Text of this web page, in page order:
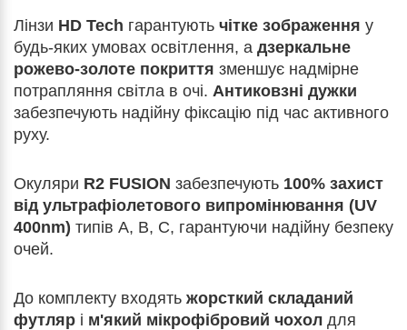
Лінзи HD Tech гарантують чітке зображення у
будь-яких умовах освітлення, а дзеркальне
рожево-золоте покриття зменшує надмірне
потрапляння світла в очі. Антиковзні дужки
забезпечують надійну фіксацію під час активного
руху.
Окуляри R2 FUSION забезпечують 100% захист
від ультрафіолетового випромінювання (UV
400nm) типів A, B, C, гарантуючи надійну безпеку
очей.
До комплекту входять жорсткий складаний
футляр і м'який мікрофібровий чохол для